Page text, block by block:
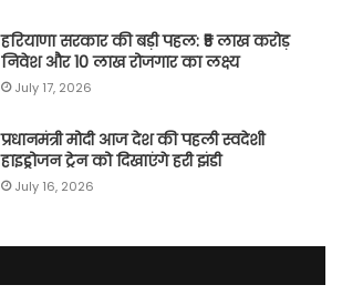
हरियाणा सरकार की बड़ी पहल: ₹5 लाख करोड़
निवेश और 10 लाख रोजगार का लक्ष्य
July 17, 2026
प्रधानमंत्री मोदी आज देश की पहली स्वदेशी
हाइड्रोजन ट्रेन को दिखाएंगे हरी झंडी
July 16, 2026